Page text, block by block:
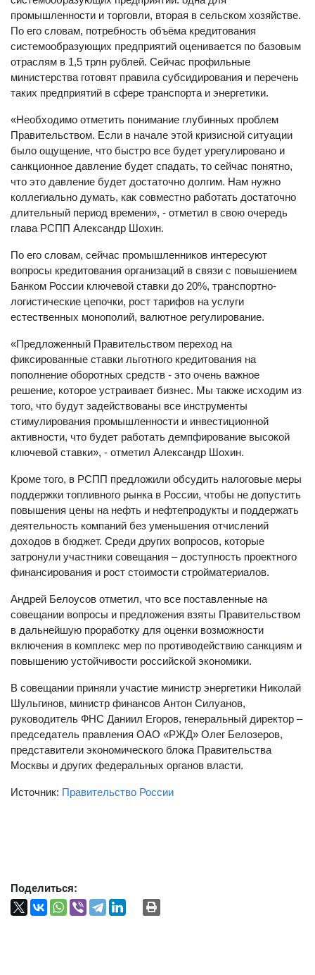
промышленности и торговли, вторая в сельском хозяйстве.
По его словам, потребность объёма кредитования
системообразующих предприятий оценивается по базовым
отраслям в 1,5 трлн рублей. Сейчас профильные
министерства готовят правила субсидирования и перечень
таких предприятий в сфере транспорта и энергетики.
«Необходимо отметить понимание глубинных проблем
Правительством. Если в начале этой кризисной ситуации
было ощущение, что быстро все будет урегулировано и
санкционное давление будет спадать, то сейчас понятно,
что это давление будет достаточно долгим. Нам нужно
коллегиально думать, как совместно работать достаточно
длительный период времени», - отметил в свою очередь
глава РСПП Александр Шохин.
По его словам, сейчас промышленников интересуют
вопросы кредитования организаций в связи с повышением
Банком России ключевой ставки до 20%, транспортно-
логистические цепочки, рост тарифов на услуги
естественных монополий, валютное регулирование.
«Предложенный Правительством переход на
фиксированные ставки льготного кредитования на
пополнение оборотных средств - это очень важное
решение, которое устраивает бизнес. Мы также исходим из
того, что будут задействованы все инструменты
стимулирования промышленности и инвестиционной
активности, что будет работать демпфирование высокой
ключевой ставки», - отметил Александр Шохин.
Кроме того, в РСПП предложили обсудить налоговые меры
поддержки топливного рынка в России, чтобы не допустить
повышения цены на нефть и нефтепродукты и поддержать
деятельность компаний без уменьшения отчислений
доходов в бюджет. Среди других вопросов, которые
затронули участники совещания – доступность проектного
финансирования и рост стоимости стройматериалов.
Андрей Белоусов отметил, что все поставленные на
совещании вопросы и предложения взяты Правительством
в дальнейшую проработку для оценки возможности
включения в комплекс мер по противодействию санкциям и
повышению устойчивости российской экономики.
В совещании приняли участие министр энергетики Николай
Шульгинов, министр финансов Антон Силуанов,
руководитель ФНС Даниил Егоров, генеральный директор –
председатель правления ОАО «РЖД» Олег Белозеров,
представители экономического блока Правительства
Москвы и других федеральных органов власти.
Источник: Правительство России
Поделиться: